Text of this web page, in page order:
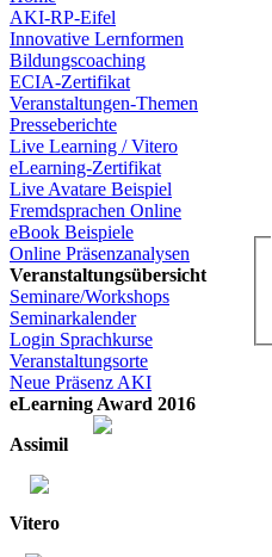
AKI-RP-Eifel
Innovative Lernformen
Bildungscoaching
ECIA-Zertifikat
Veranstaltungen-Themen
Presseberichte
Live Learning / Vitero
eLearning-Zertifikat
Live Avatare Beispiel
Fremdsprachen Online
eBook Beispiele
Online Präsenzanalysen
Veranstaltungsübersicht
Seminare/Workshops
Seminarkalender
Login Sprachkurse
Veranstaltungsorte
Neue Präsenz AKI
eLearning Award 2016
Assimil
Vitero